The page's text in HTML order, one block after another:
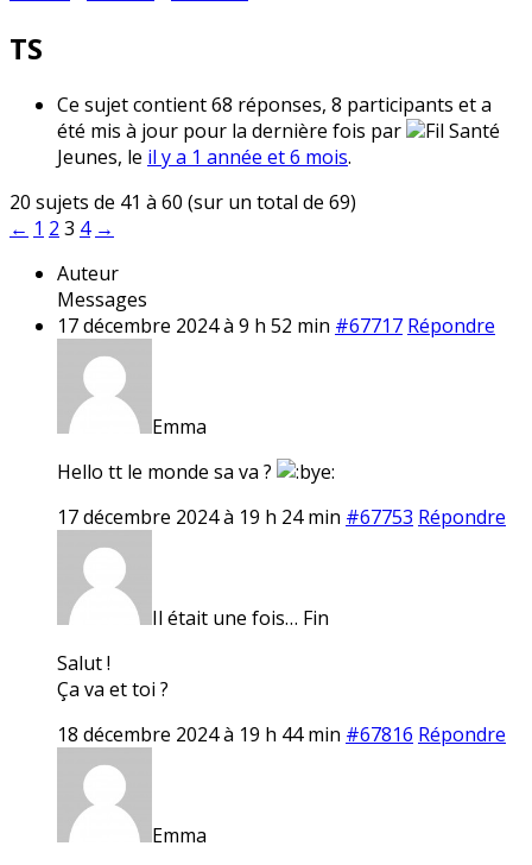
TS
Ce sujet contient 68 réponses, 8 participants et a
été mis à jour pour la dernière fois par
Fil Santé
Jeunes, le il y a 1 année et 6 mois.
20 sujets de 41 à 60 (sur un total de 69)
← 1 2 3 4 →
Auteur
Messages
17 décembre 2024 à 9 h 52 min #67717 Répondre
Emma
Hello tt le monde sa va ?
17 décembre 2024 à 19 h 24 min #67753 Répondre
Il était une fois… Fin
Salut !
Ça va et toi ?
18 décembre 2024 à 19 h 44 min #67816 Répondre
Emma